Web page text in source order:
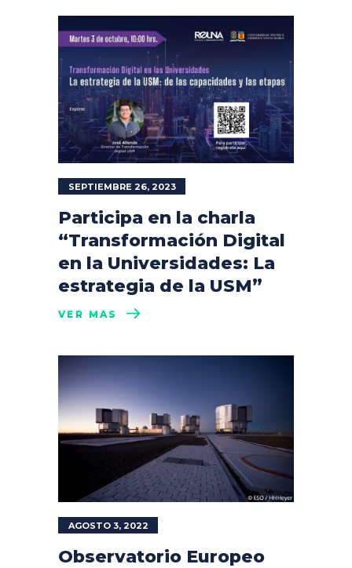
SEPTIEMBRE 26, 2023
Participa en la charla
“Transformación Digital
en la Universidades: La
estrategia de la USM”
VER MÁS
AGOSTO 3, 2022
Observatorio Europeo